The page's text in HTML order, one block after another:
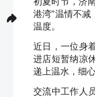
港湾”温情不
温度。
近日，一位身
进店短暂纳凉
递上温水，细
交流中工作人